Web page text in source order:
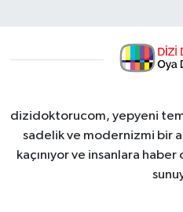
dizidoktorucom, yepyeni
sadelik ve modernizmi bir
kaçınıyor ve insanlara